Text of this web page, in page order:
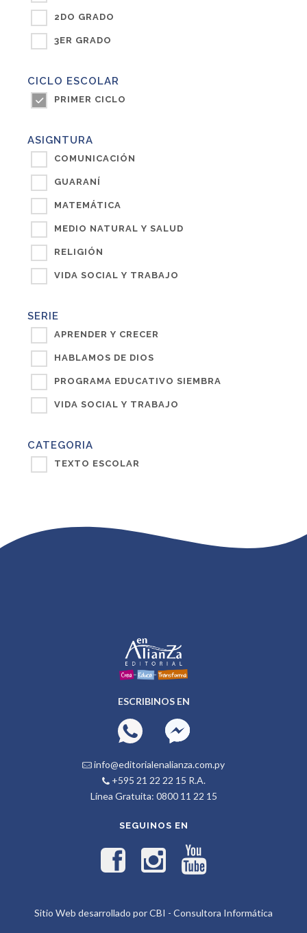
2DO GRADO
3ER GRADO
CICLO ESCOLAR
PRIMER CICLO
ASIGNTURA
COMUNICACIÓN
GUARANÍ
MATEMÁTICA
MEDIO NATURAL Y SALUD
RELIGIÓN
VIDA SOCIAL Y TRABAJO
SERIE
APRENDER Y CRECER
HABLAMOS DE DIOS
PROGRAMA EDUCATIVO SIEMBRA
VIDA SOCIAL Y TRABAJO
CATEGORIA
TEXTO ESCOLAR
ESCRIBINOS EN
info@editorialenalianza.com.py
+595 21 22 22 15 R.A.
Línea Gratuita: 0800 11 22 15
SEGUINOS EN
Sitio Web desarrollado por CBI - Consultora Informática